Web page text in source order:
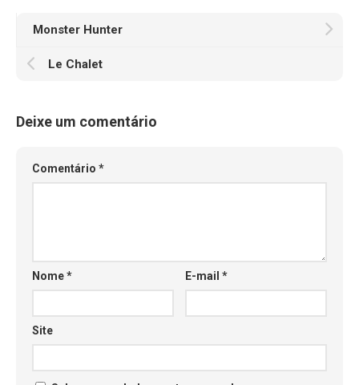
Monster Hunter
Le Chalet
Deixe um comentário
Comentário *
Nome* E-mail*
Site